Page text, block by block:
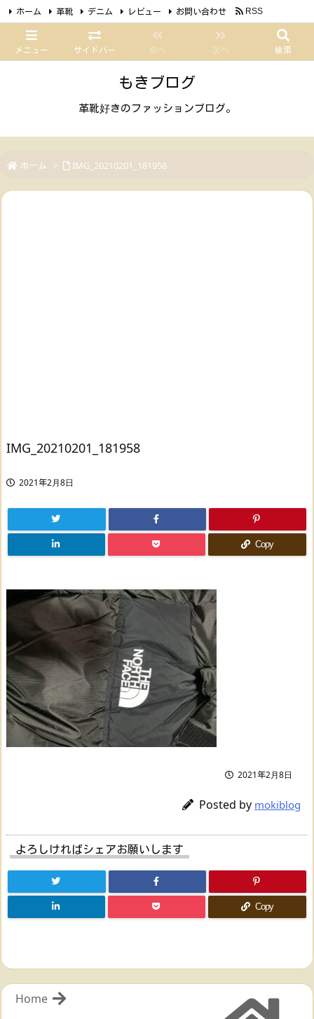
メニュー サイドバー 前へ 次へ 検索
ホーム 革靴 デニム レビュー お問い合わせ RSS
Feedly
もきブログ
革靴好きのファッションブログ。
ホーム > IMG_20210201_181958
IMG_20210201_181958
2021年2月8日
Copy
2021年2月8日
Posted by mokiblog
よろしければシェアお願いします
Copy
Home